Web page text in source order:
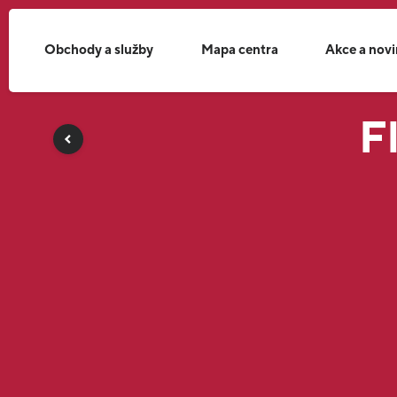
Obchody a služby Mapa centra Akce a